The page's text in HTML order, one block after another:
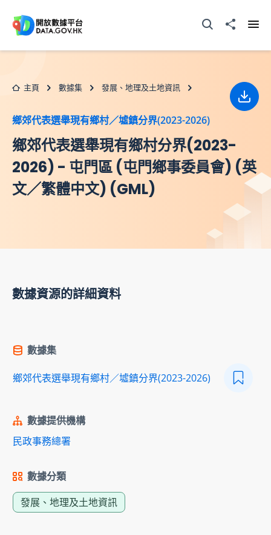
打開搜尋器分享至
主頁 數據集 發展、地理及土地資訊
鄉郊代表選舉現有鄉村／墟鎮分界(2023-2026)
鄉郊代表選舉現有鄉村分界(2023-
2026) - 屯門區 (屯門鄉事委員會) (英
文／繁體中文) (GML)
下載
數據資源的詳細資料
數據集
鄉郊代表選舉現有鄉村／墟鎮分界(2023-2026)
數據提供機構
民政事務總署
數據分類
發展、地理及土地資訊